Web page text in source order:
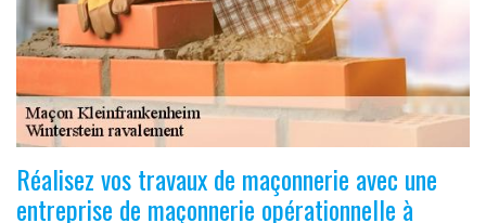
Réalisez vos travaux de maçonnerie avec une
entreprise de maçonnerie opérationnelle à